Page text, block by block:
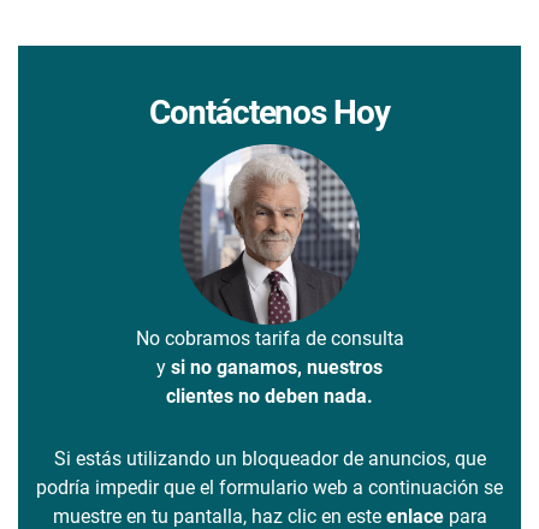
Contáctenos Hoy
No cobramos tarifa de consulta
y si no ganamos, nuestros
clientes no deben nada.
Si estás utilizando un bloqueador de anuncios, que
podría impedir que el formulario web a continuación se
muestre en tu pantalla, haz clic en este enlacepara